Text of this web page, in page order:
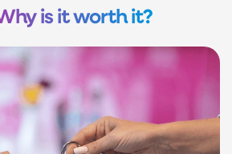
is it worth it?